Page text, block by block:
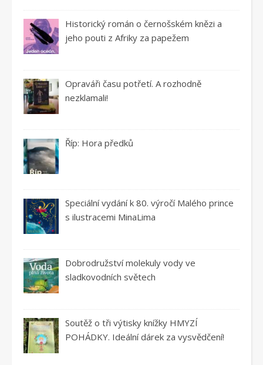
Historický román o černošském knězi a
jeho pouti z Afriky za papežem
Opraváři času potřetí. A rozhodně
nezklamali!
Říp: Hora předků
Speciální vydání k 80. výročí Malého prince
s ilustracemi MinaLima
Dobrodružství molekuly vody ve
sladkovodních světech
Soutěž o tři výtisky knížky HMYZÍ
POHÁDKY. Ideální dárek za vysvědčení!